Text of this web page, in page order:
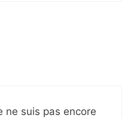
ne suis pas encore